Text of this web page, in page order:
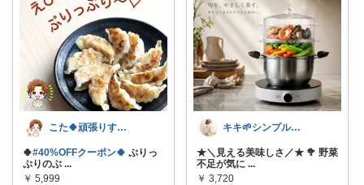
こた🍀頑張りすぎない主婦
🍀#40%OFFクーポン🍀 ぷりっ
ぷりのぶ ...
￥ 5,999
キキ🌱シンプルおしゃれ服と雑貨
★＼見える美味しさ／★ 🥦 野菜
不足が気に ...
￥ 3,720